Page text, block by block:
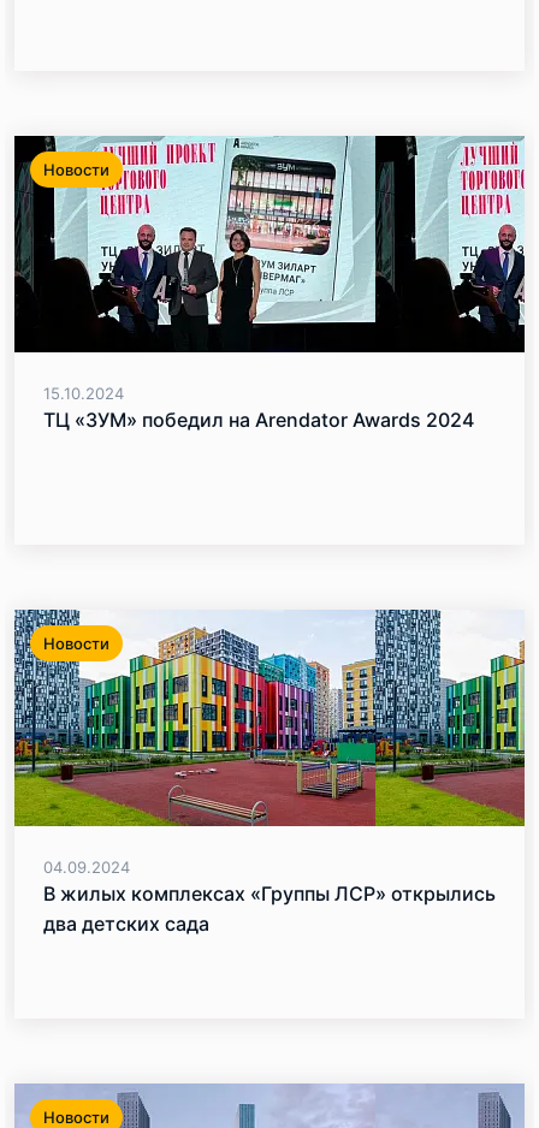
Новости
15.10.2024
ТЦ «ЗУМ» победил на Arendator Awards 2024
Новости
04.09.2024
В жилых комплексах «Группы ЛСР» открылись
два детских сада
Новости